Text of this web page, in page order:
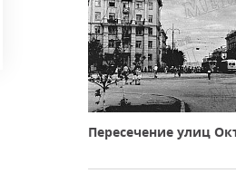
Пересечение улиц